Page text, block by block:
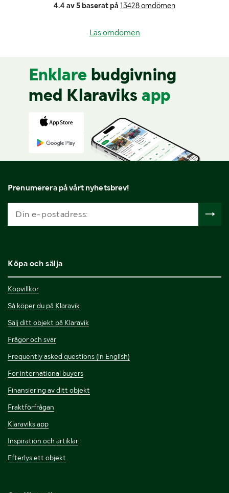
4.4 av 5 baserat på 13428 omdömen
Läs omdömen
Enklare budgivning
med Klaraviks app
Prenumerera på vårt nyhetsbrev!
Köpa och sälja
Köpvillkor
Så köper du på Klaravik
Sälj ditt objekt på Klaravik
Frågor och svar
Frequently asked questions (in English)
For international buyers
Finansiering av ditt objekt
Fraktförfrågan
Klaraviks app
Inspiration och artiklar
Efterlys ett objekt